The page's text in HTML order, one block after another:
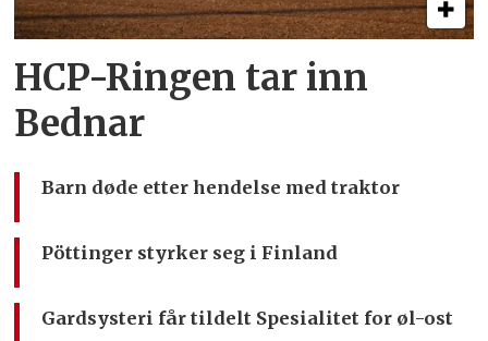
HCP-Ringen tar inn
Bednar
Barn døde etter hendelse med traktor
Pöttinger styrker seg i Finland
Gardsysteri får tildelt Spesialitet for øl-ost